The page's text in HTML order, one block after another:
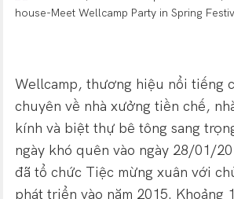
Wellcamp, thương hiệu nổi tiếng
chuyên về nhà xưởng tiền chế,
kính và biệt thự bê tông sang
ngày khó quên vào ngày 28/01/
đã tổ chức Tiệc mừng xuân với
phát triển vào năm 2015. Khoảng